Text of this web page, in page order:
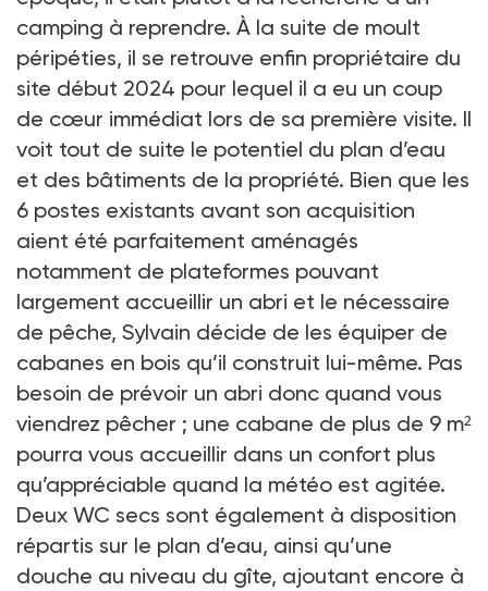
camping à reprendre. À la suite de moult
péripéties, il se retrouve enfin propriétaire du
site début 2024 pour lequel il a eu un coup
de cœur immédiat lors de sa première visite. Il
voit tout de suite le potentiel du plan d’eau
et des bâtiments de la propriété. Bien que les
6 postes existants avant son acquisition
aient été parfaitement aménagés
notamment de plateformes pouvant
largement accueillir un abri et le nécessaire
de pêche, Sylvain décide de les équiper de
cabanes en bois qu’il construit lui-même. Pas
besoin de prévoir un abri donc quand vous
viendrez pêcher ; une cabane de plus de 9 m²
pourra vous accueillir dans un confort plus
qu’appréciable quand la météo est agitée.
Deux WC secs sont également à disposition
répartis sur le plan d’eau, ainsi qu’une
douche au niveau du gîte, ajoutant encore à